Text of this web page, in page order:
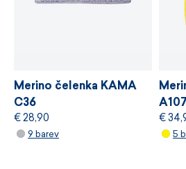
Merino čelenka KAMA
C36
€ 28,90
9 barev
A107
€
5